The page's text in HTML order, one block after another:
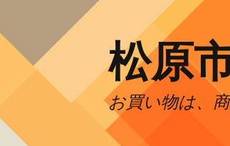
松原
お買い物は、